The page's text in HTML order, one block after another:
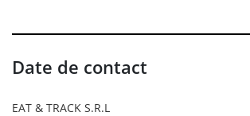
Date de contact
EAT & TRACK S.R.L